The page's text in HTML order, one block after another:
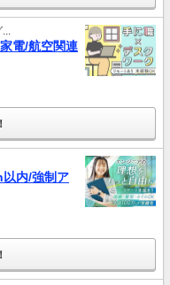
電/航空関連
内/強制ア